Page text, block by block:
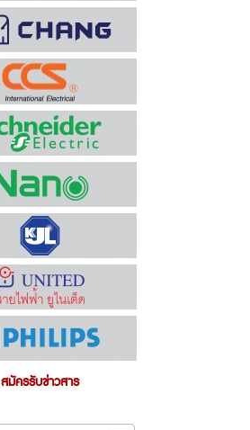
สมัครรับข่าวสาร